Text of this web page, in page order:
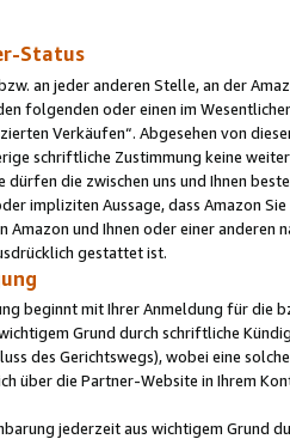
Status
an jeder anderen Stelle, an der
folgenden oder einen im
Verkäufen“. Abgesehen von
schriftliche Zustimmung keine
dürfen die zwischen uns und Ihnen
impliziten Aussage, dass Amazon
Amazon und Ihnen oder einer
gestattet ist.
beginnt mit Ihrer Anmeldung für die
Grund durch schriftliche
des Gerichtswegs), wobei eine
über die Partner-Website in Ihrem
jederzeit aus wichtigem Grund